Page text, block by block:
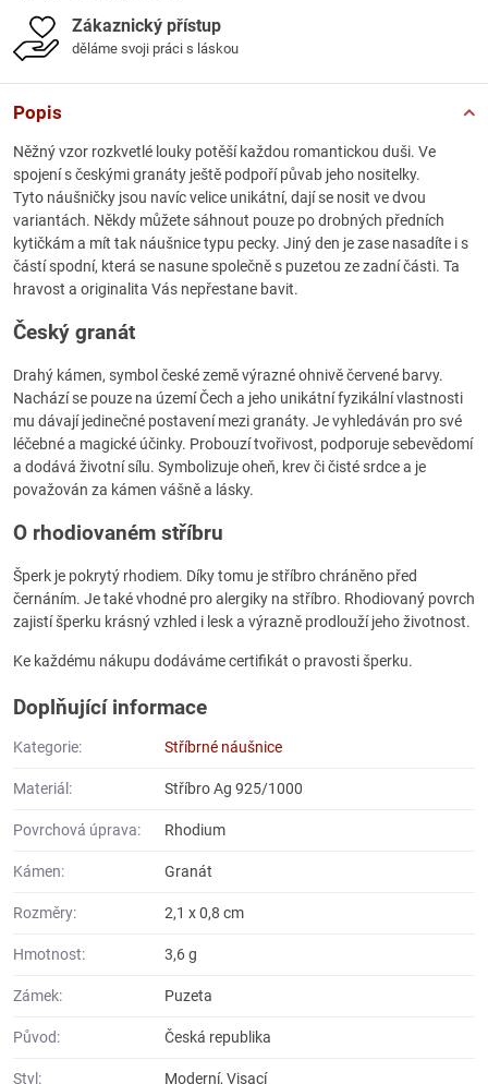
Zákaznický přístup
děláme svoji práci s láskou
Popis
Něžný vzor rozkvetlé louky potěší každou romantickou duši. Ve
spojení s českými granáty ještě podpoří půvab jeho nositelky.
Tyto náušničky jsou navíc velice unikátní, dají se nosit ve dvou
variantách. Někdy můžete sáhnout pouze po drobných předních
kytičkám a mít tak náušnice typu pecky. Jiný den je zase nasadíte i s
částí spodní, která se nasune společně s puzetou ze zadní části. Ta
hravost a originalita Vás nepřestane bavit.
Český granát
Drahý kámen, symbol české země výrazné ohnivě červené barvy.
Nachází se pouze na území Čech a jeho unikátní fyzikální vlastnosti
mu dávají jedinečné postavení mezi granáty. Je vyhledáván pro své
léčebné a magické účinky. Probouzí tvořivost, podporuje sebevědomí
a dodává životní sílu. Symbolizuje oheň, krev či čisté srdce a je
považován za kámen vášně a lásky.
O rhodiovaném stříbru
Šperk je pokrytý rhodiem. Díky tomu je stříbro chráněno před
černáním. Je také vhodné pro alergiky na stříbro. Rhodiovaný povrch
zajistí šperku krásný vzhled i lesk a výrazně prodlouží jeho životnost.
Ke každému nákupu dodáváme certifikát o pravosti šperku.
Doplňující informace
Kategorie: Stříbrné náušnice
Materiál: Stříbro Ag 925/1000
Povrchová úprava: Rhodium
Kámen: Granát
Rozměry: 2,1 x 0,8 cm
Hmotnost: 3,6 g
Zámek: Puzeta
Původ: Česká republika
Styl: Moderní, Visací